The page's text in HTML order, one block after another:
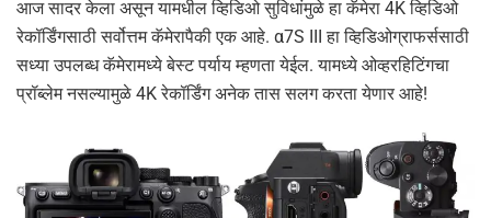
आज सादर केला असून यामधील व्हिडिओ सुविधांमुळे हा कॅमेरा 4K व्हिडिओ
रेकॉर्डिंगसाठी सर्वोत्तम कॅमेरापैकी एक आहे. α7S III हा व्हिडिओग्राफर्ससाठी
सध्या उपलब्ध कॅमेरामध्ये बेस्ट पर्याय म्हणता येईल. यामध्ये ओव्हरहिटिंगचा
प्रॉब्लेम नसल्यामुळे 4K रेकॉर्डिंग अनेक तास सलग करता येणार आहे!